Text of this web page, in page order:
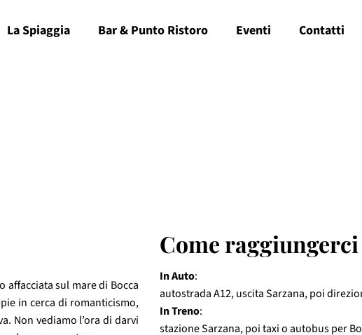
La Spiaggia Bar & Punto Ristoro Eventi Contatti
affacciata sul mare di Bocca
in cerca di romanticismo,
Non vediamo l’ora di darvi
Come raggiungerci
In Auto:
autostrada A12, uscita Sarzana, poi
In Treno:
stazione Sarzana, poi taxi o autobus per